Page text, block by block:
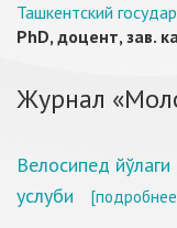
Ташкентский
PhD, доцент, зав.
Журнал
Велосипед йўлаги
услуби